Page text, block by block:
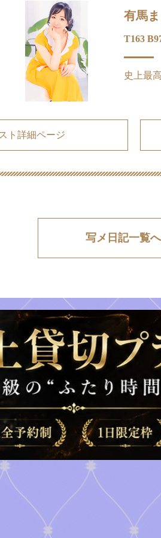
有馬ま
T163
史上最
ト詳細ページ
写メ日記一覧